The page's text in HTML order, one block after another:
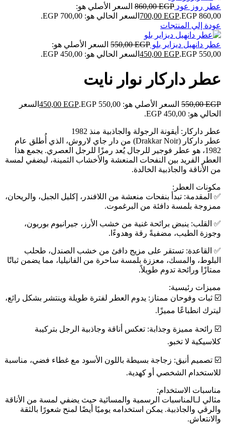
عطر روز عود 860,00EGP
السعر الأصلي هو:
860,00 EGP.
700,00 EGP
السعر الحالي هو: 700,00 EGP.
عودة إلي المنتجات
عطر دانهيل ديزاير بلو 550,00EGP
السعر الأصلي هو:
550,00 EGP.
450,00 EGP السعر الحالي هو: 450,00 EGP.
عطر داركار نوار نايت
550,00EGP السعر الأصلي هو: 550,00 EGP. 450,00 EGP
السعر
الحالي هو: 450,00 EGP.
عطر داركار: أيقونة الرجولة والجاذبية منذ 1982
عطر داركار (Drakkar Noir) من دار جاي لاروش، الذي أُطلق عام
1982، هو عطر فوجير للرجال يُعد رمزًا للرجل العصري. يجمع هذا
العطر الفريد بين النفحات المنعشة والأخشاب الثمينة، ليضفي لمسة
من الأناقة والجاذبية الخالدة.
مكونات العطر:
✅️ المقدمة: تبدأ بنفحات منعشة من اللافندر، إكليل الجبل، والريحان،
ممزوجة بلمسة دافئة من البرغموت.
✅️ القلب: ينبض برائحة غنية من خشب الأرز، جيرانيوم بوربون،
وجوزة الطيب، مضفيةً رقة وهدوءًا.
✅️ القاعدة: تستقر على مزيج دافئ من خشب الصندل، طحلب
البلوط، والمسك، معززة بلمسة ساحرة من الفانيليا، مما يضمن ثباتًا
ممتازًا ورائحة تدوم طويلاً.
مميزات رئيسية:
☑️ ثبات وفوحان ممتاز: يدوم العطر لفترة طويلة وينتشر بشكل رائع،
ليترك انطباعًا مميزًا.
☑️ رائحة مميزة وجذابة: تعكس أناقة وجاذبية الرجل بتركيبة
كلاسيكية لا تخبو.
☑️ تصميم أنيق: زجاجة بسيطة باللون الأسود مع غطاء فضي، مناسبة
للاستخدام الشخصي أو كهدية.
مناسبات الاستخدام:
مثالي لـالمناسبات الرسمية والمسائية حيث يضفي لمسة من الأناقة
والرقي والجاذبية. يمكن استخدامه يوميًا أيضًا لمنح شعورًا بالثقة
والانتعاش.